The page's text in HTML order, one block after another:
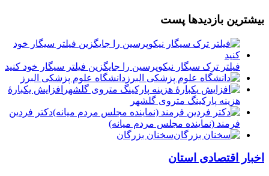
بیشترین بازدیدها پست
فیلتر ترک سیگار نیکوپرسین را جایگزین فیلتر سیگار خود کنید
دانشگاه علوم پزشکی البرز
افزایش یکبارۀ
هزینه پارکینگ متروی گلشهر
دكتر فردين
فرمند (نماينده مجلس مردم میانه)
سخنان بزرگان
اخبار اقتصادی استان